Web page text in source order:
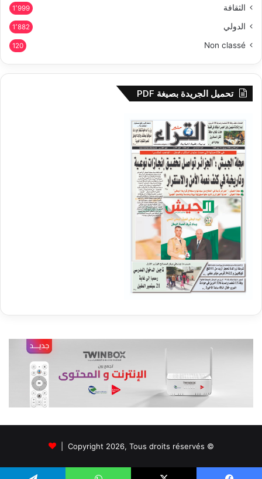
الثقافة 1٬999
الدولي 1٬882
Non classé
120
تحميل الجريدة بصيغة PDF
© Copyright 2026, Tous droits réservés |